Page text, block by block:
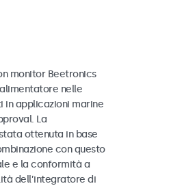
monitor Beetronics
nelle
applicazioni marine
La
ottenuta in base
con questo
e la conformità a
dell’integratore di